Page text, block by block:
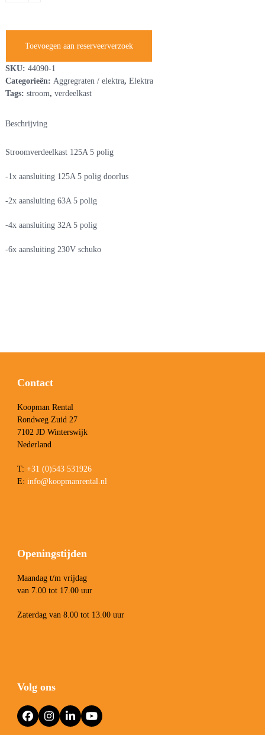
Toevoegen aan reserveerverzoek
SKU: 44090-1
Categorieën: Aggregraten / elektra, Elektra
Tags: stroom, verdeelkast
Beschrijving
Stroomverdeelkast 125A 5 polig
-1x aansluiting 125A 5 polig doorlus
-2x aansluiting 63A 5 polig
-4x aansluiting 32A 5 polig
-6x aansluiting 230V schuko
Contact
Koopman Rental
Rondweg Zuid 27
7102 JD Winterswijk
Nederland
T: +31 (0)543 531926
E: info@koopmanrental.nl
Openingstijden
Maandag t/m vrijdag
van 7.00 tot 17.00 uur
Zaterdag van 8.00 tot 13.00 uur
Volg ons
FacebookInstagram
LinkedInYouTube